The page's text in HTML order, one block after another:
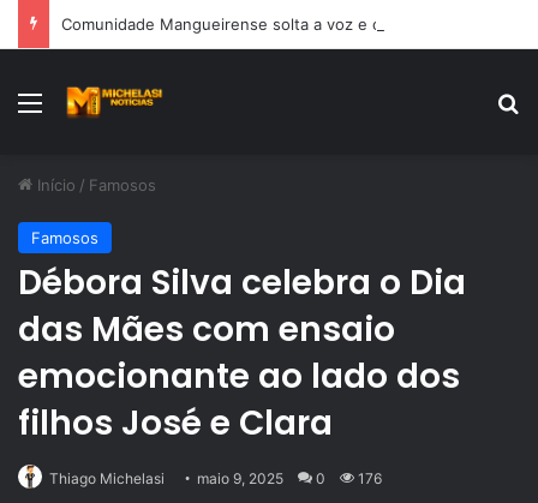
Menu
Início / Famosos
Famosos
Débora Silva celebra o Dia
das Mães com ensaio
emocionante ao lado dos
filhos José e Clara
Thiago Michelasi maio 9, 2025 0 176